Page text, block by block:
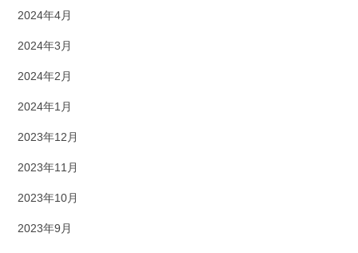
2024年4月
2024年3月
2024年2月
2024年1月
2023年12月
2023年11月
2023年10月
2023年9月